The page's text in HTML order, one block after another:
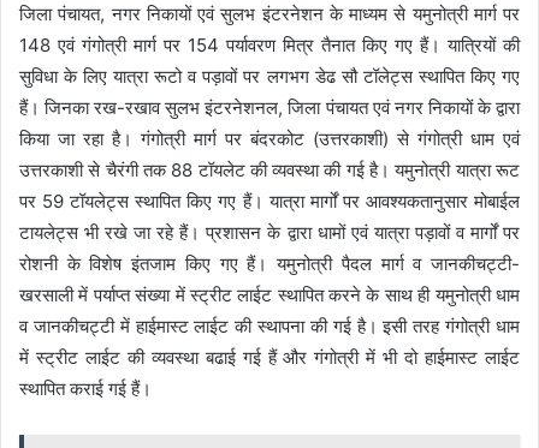
जिला पंचायत, नगर निकायों एवं सुलभ इंटरनेशन के माध्यम से यमुनोत्री मार्ग पर
148 एवं गंगोत्री मार्ग पर 154 पर्यावरण मित्र तैनात किए गए हैं। यात्रियों की
सुविधा के लिए यात्रा रूटो व पड़ावों पर लगभग डेढ सौ टॉलेट्स स्थापित किए गए
हैं। जिनका रख-रखाव सुलभ इंटरनेशनल, जिला पंचायत एवं नगर निकायों के द्वारा
किया जा रहा है। गंगोत्री मार्ग पर बंदरकोट (उत्तरकाशी) से गंगोत्री धाम एवं
उत्तरकाशी से चैरंगी तक 88 टॉयलेट की व्यवस्था की गई है। यमुनोत्री यात्रा रूट
पर 59 टॉयलेट्स स्थापित किए गए हैं। यात्रा मार्गों पर आवश्यकतानुसार मोबाईल
टायलेट्स भी रखे जा रहे हैं। प्रशासन के द्वारा धामों एवं यात्रा पड़ावों व मार्गों पर
रोशनी के विशेष इंतजाम किए गए हैं। यमुनोत्री पैदल मार्ग व जानकीचट्टी-
खरसाली में पर्याप्त संख्या में स्ट्रीट लाईट स्थापित करने के साथ ही यमुनोत्री धाम
व जानकीचट्टी में हाईमास्ट लाईट की स्थापना की गई है। इसी तरह गंगोत्री धाम
में स्ट्रीट लाईट की व्यवस्था बढाई गई हैं और गंगोत्री में भी दो हाईमास्ट लाईट
स्थापित कराई गई हैं।